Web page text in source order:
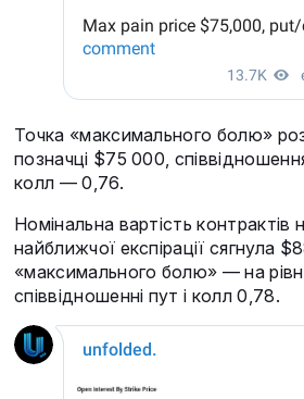
Точка «максимального болю»
позначці $75 000,
колл — 0,76.
Номінальна вартість контрактів
найближчої експірації сягнула
«максимального болю» — на
співвідношенні пут і колл 0,78.